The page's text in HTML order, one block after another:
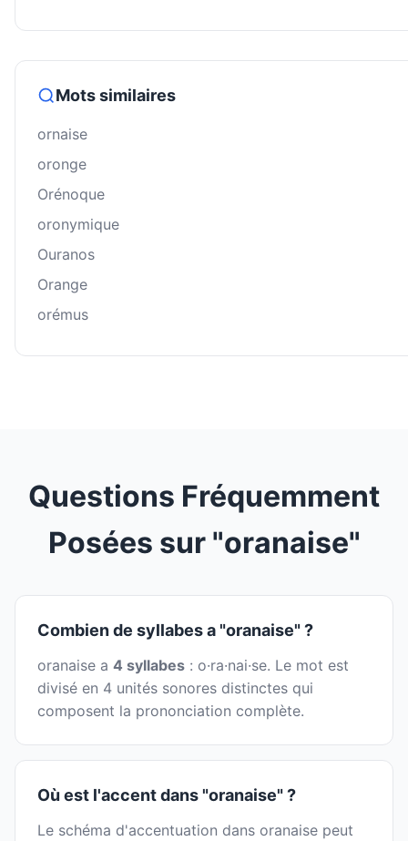
Mots similaires
ornaise
oronge
Orénoque
oronymique
Ouranos
Orange
orémus
Questions Fréquemment
Posées sur "oranaise"
Combien de syllabes a "oranaise" ?
oranaise a 4 syllabes : o·ra·nai·se. Le mot est
divisé en 4 unités sonores distinctes qui
composent la prononciation complète.
Où est l'accent dans "oranaise" ?
Le schéma d'accentuation dans oranaise peut